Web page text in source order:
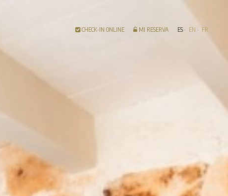
CHECK-IN ONLINE MI RESERVA ES EN FR